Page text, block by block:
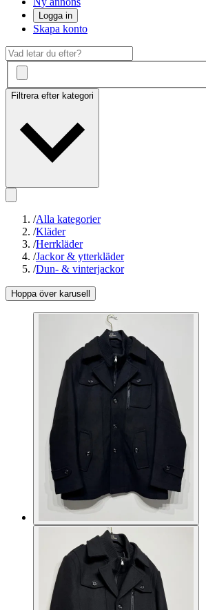
Logga in
Skapa konto
Filtrera efter kategori
/Alla kategorier
/Kläder
/Herrkläder
/Jackor & ytterkläder
/Dun- & vinterjackor
Hoppa över karusell